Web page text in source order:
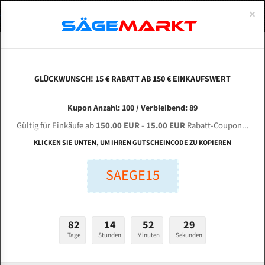
LIX ZHEJINAG Luosbg Machine G 4038 für 4115
mm Bi-Metall Bandsägeblätter
Länge (mm):
Stärken + Zahnteilung:
mm
ABOUTS
ENGLISH
Bi-Metall Meterware
Fleischerei Bandsägeblätter
Bandmesser Glatt Meterware
Konvex Meterware
×
GLÜCKWUNSCH! 15 € RABATT AB 150 € EINKAUFSWERT
Kupon Anzahl: 100 / Verbleibend: 89
Gültig für Einkäufe ab150.00 EUR- 15.00 EURRabatt-Coupon...
KLICKEN SIE UNTEN, UM IHREN GUTSCHEINCODE ZU KOPIEREN
SAEGE15
82
Tage
14
Stunden
52
Minuten
28
Sekunden